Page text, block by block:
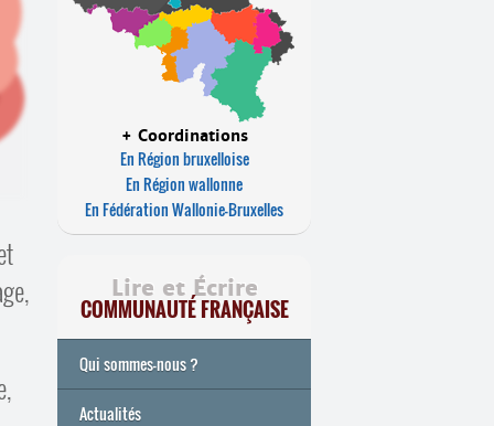
+ Coordinations
En Région bruxelloise
En Région wallonne
En Fédération Wallonie-Bruxelles
Lire et Écrire
COMMUNAUTÉ FRANÇAISE
Qui sommes-nous ?
Actualités